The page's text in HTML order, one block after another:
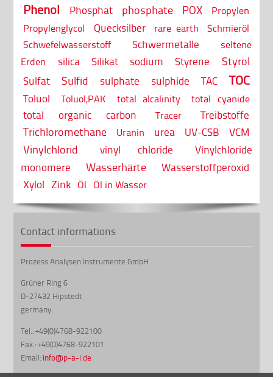
Phenol Phosphat phosphate POX
Propylen
Propylenglycol
Quecksilber rare earth
Schmieröl
Schwefelwasserstoff
Schwermetalle
seltene
Erden
silica Silikat sodium Styrene Styrol
Sulfat Sulfid sulphate sulphide TAC TOC
Toluol Toluol;PAK total alcalinity total cyanide
total organic carbon Tracer Treibstoffe
Trichloromethane Uranin urea UV-CSB VCM
Vinylchlorid vinyl chloride
Vinylchloride
monomere
Wasserhärte
Wasserstoffperoxid
Xylol Zink Öl Öl in Wasser
Contact informations
Prozess Analysen Instrumente GmbH
Grüner Ring 6
D-27432 Hipstedt
germany
Tel.: +49(0)4768-922100
Fax.: +49(0)4768-922101
Email: info@p-a-i.de